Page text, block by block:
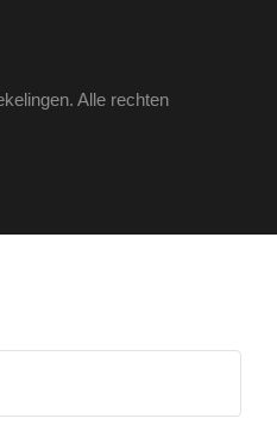
Alle rechten